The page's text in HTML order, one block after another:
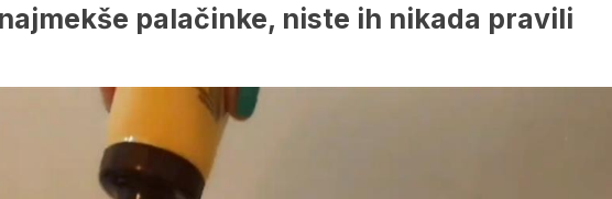
palačinke, niste ih nikada pravili